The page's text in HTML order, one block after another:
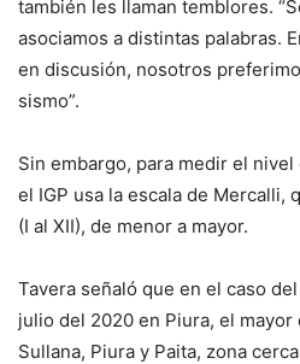
también les llaman temblores.
asociamos a distintas palabras.
en discusión, nosotros
sismo”.
Sin embargo, para medir el
el IGP usa la escala de Mercalli,
(I al XII), de menor a mayor.
Tavera señaló que en el caso
julio del 2020 en Piura, el
Sullana, Piura y Paita, zona